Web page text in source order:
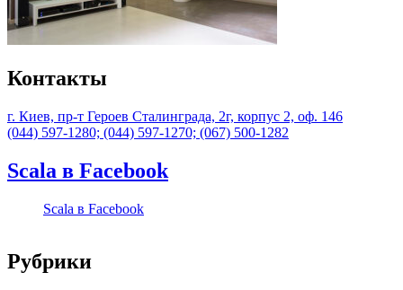
Контакты
г. Киев, пр-т Героев Сталинграда, 2г, корпус 2, оф. 146
(044) 597-1280; (044) 597-1270; (067) 500-1282
Scala в Facebook
Scala в Facebook
Рубрики